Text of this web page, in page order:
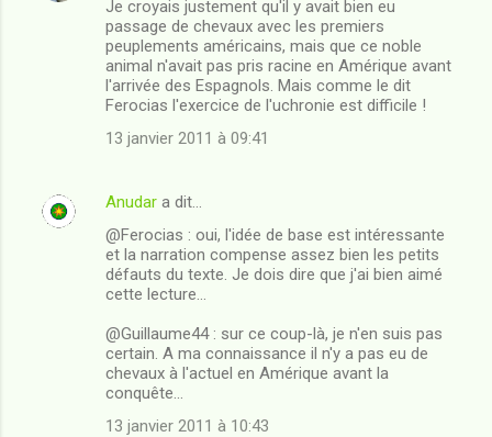
e
Je croyais justement qu'il y avait bien eu
passage de chevaux avec les premiers
peuplements américains, mais que ce noble
animal n'avait pas pris racine en Amérique avant
l'arrivée des Espagnols. Mais comme le dit
Ferocias l'exercice de l'uchronie est difficile !
13 janvier 2011 à 09:41
Anudar a dit…
@Ferocias : oui, l'idée de base est intéressante
et la narration compense assez bien les petits
défauts du texte. Je dois dire que j'ai bien aimé
cette lecture...
@Guillaume44 : sur ce coup-là, je n'en suis pas
certain. A ma connaissance il n'y a pas eu de
chevaux à l'actuel en Amérique avant la
conquête...
13 janvier 2011 à 10:43